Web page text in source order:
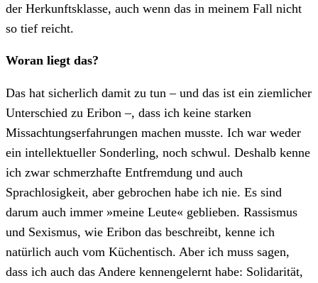
der Herkunftsklasse, auch wenn das in meinem Fall nicht
so tief reicht.
Woran liegt das?
Das hat sicherlich damit zu tun – und das ist ein ziemlicher
Unterschied zu Eribon –, dass ich keine starken
Missachtungserfahrungen machen musste. Ich war weder
ein intellektueller Sonderling, noch schwul. Deshalb kenne
ich zwar schmerzhafte Entfremdung und auch
Sprachlosigkeit, aber gebrochen habe ich nie. Es sind
darum auch immer »meine Leute« geblieben. Rassismus
und Sexismus, wie Eribon das beschreibt, kenne ich
natürlich auch vom Küchentisch. Aber ich muss sagen,
dass ich auch das Andere kennengelernt habe: Solidarität,